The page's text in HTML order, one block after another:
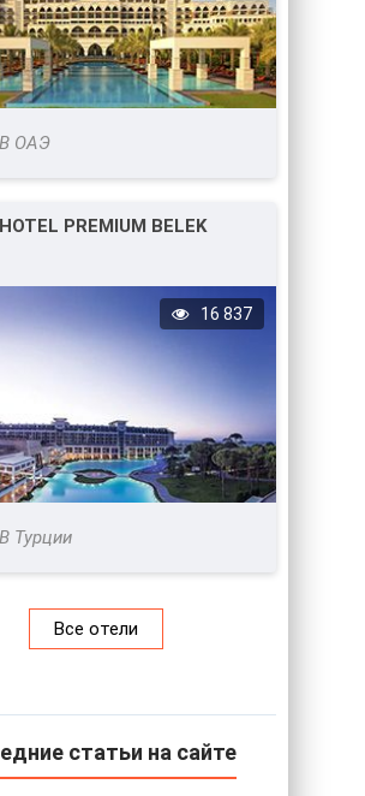
В ОАЭ
PREMIUM BELEK
16 837
В Турции
Все отели
статьи на сайте